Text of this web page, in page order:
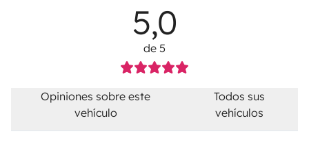
5,0
de 5
Opiniones sobre este
vehículo
Todos sus
vehículos